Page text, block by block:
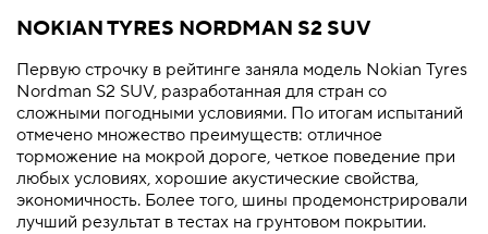
NOKIAN TYRES NORDMAN S2 SUV
Первую строчку в рейтинге заняла модель Nokian Tyres
Nordman S2 SUV, разработанная для стран со
сложными погодными условиями. По итогам испытаний
отмечено множество преимуществ: отличное
торможение на мокрой дороге, четкое поведение при
любых условиях, хорошие акустические свойства,
экономичность. Более того, шины продемонстрировали
лучший результат в тестах на грунтовом покрытии.